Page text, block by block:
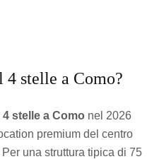
4 stelle a Como?
stelle a Como nel 2026
premium del centro
una struttura tipica di 75